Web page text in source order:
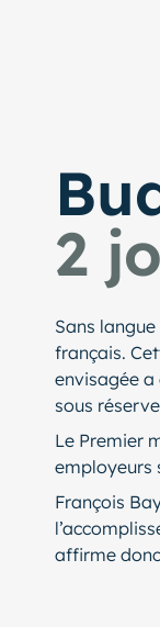
2
Sans
français.
envisagée a
sous
Le Premier
employeurs
François
affirme